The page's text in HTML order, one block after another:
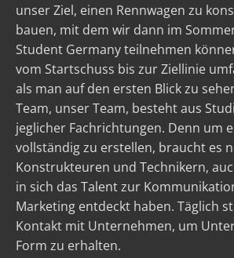
unser Ziel, einen Rennwagen zu
bauen, mit dem wir dann im
Student Germany teilnehmen
vom Startschuss bis zur Ziellinie
als man auf den ersten Blick zu
Team, unser Team, besteht aus
jeglicher Fachrichtungen. Denn um
vollständig zu erstellen, braucht es
Konstrukteuren und Technikern,
in sich das Talent zur
Marketing entdeckt haben. Täglich
Kontakt mit Unternehmen, um
Form zu erhalten.